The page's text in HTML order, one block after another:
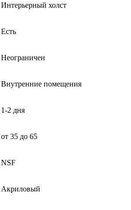
Интерьерный холст
Есть
Неограничен
Внутренние помещения
1-2 дня
от 35 до 65
NSF
Акриловый